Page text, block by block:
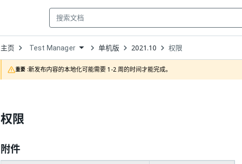
主页 Open
Dropdown
to
choose
product
Test Manager 单机版 2021.10 权限
重要 :新发布内容的本地化可能需要 1-2 周的时间才能完成。
权限
附件